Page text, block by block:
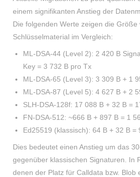
einem signifikanten Anstieg der
Die folgenden Werte zeigen die Größe
Schlüsselmaterial im Vergleich:
ML-DSA-44 (Level 2): 2 420 B
Key = 3 732 B pro Tx
ML-DSA-65 (Level 3): 3 309 B + 1
ML-DSA-87 (Level 5): 4 627 B + 2
SLH-DSA-128f: 17 088 B + 32 B =
FN-DSA-512: ~666 B + 897 B = 1
Ed25519 (klassisch): 64 B + 32 B =
Dies bedeutet einen Anstieg um das
gegenüber klassischen Signaturen. In
denen der Platz für Calldata bzw. Blob